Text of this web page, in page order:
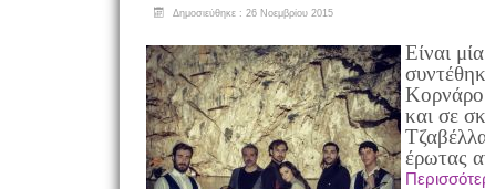
Δημοσιεύθηκε : 26 Νοεμβρίου 2015
Είναι
και σε
έρωτας